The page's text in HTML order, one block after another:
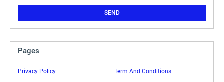
Pages
Privacy Policy Term And Conditions